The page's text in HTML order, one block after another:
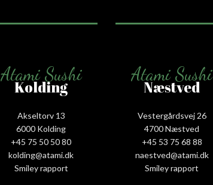
Atami Sushi
Kolding
Akseltorv 13
6000 Kolding
+45 75 50 50 80
kolding@atami.dk
Smiley rapport
Atami Sushi
Næstved
Vestergårdsvej 26
4700 Næstved
+45 53 75 68 88
naestved@atami.dk
Smiley rapport